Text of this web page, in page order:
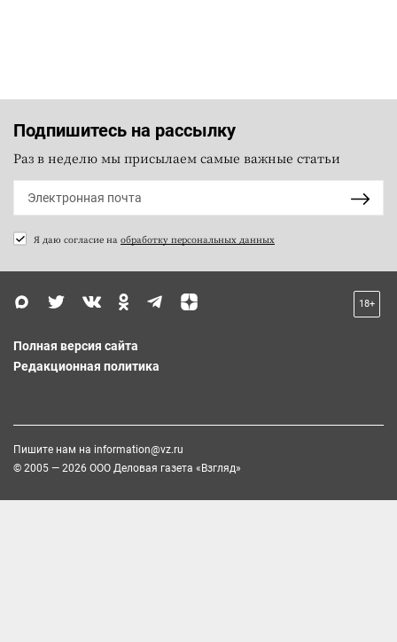
Подпишитесь на рассылку
Раз в неделю мы присылаем самые важные статьи
Я даю согласие на обработку персональных данных
18+
Полная версия сайта
Редакционная политика
Пишите нам на information@vz.ru
© 2005 — 2026 ООО Деловая газета «Взгляд»